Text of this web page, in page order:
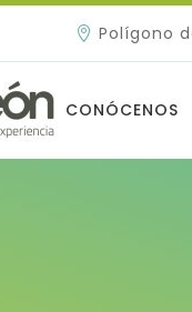
Polígono
CONÓCENOS